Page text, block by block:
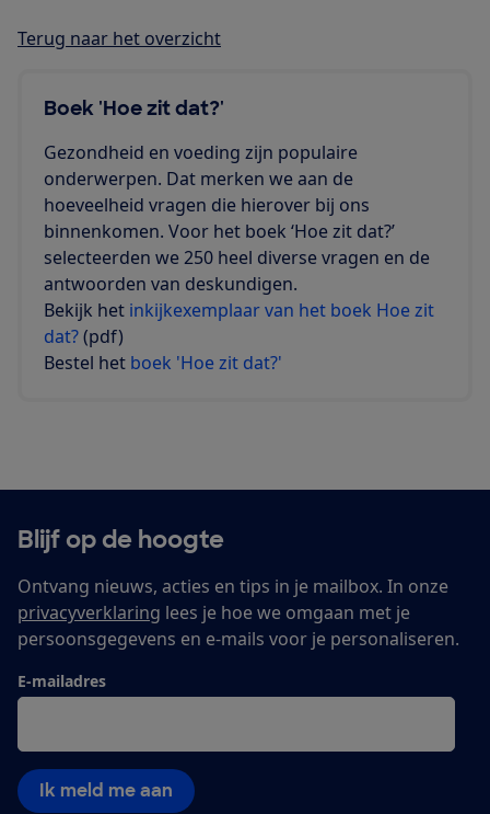
Terug naar het overzicht
Boek 'Hoe zit dat?'
Gezondheid en voeding zijn populaire
onderwerpen. Dat merken we aan de
hoeveelheid vragen die hierover bij ons
binnenkomen. Voor het boek ‘Hoe zit dat?’
selecteerden we 250 heel diverse vragen en de
antwoorden van deskundigen.
Bekijk het inkijkexemplaar van het boek Hoe zit
dat?(pdf)
Bestel het boek 'Hoe zit dat?'
Blijf op de hoogte
Ontvang nieuws, acties en tips in je mailbox. In onze
privacyverklaring lees je hoe we omgaan met je
persoonsgegevens en e-mails voor je personaliseren.
E-mailadres
Ik meld me aan